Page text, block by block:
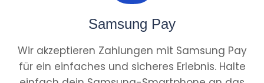
Samsung Pay
Wir akzeptieren Zahlungen mit Samsung Pay
für ein einfaches und sicheres Erlebnis. Halte